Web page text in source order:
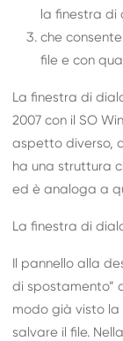
la finestra di
che
file e con
La finestra di
2007 con il SO
aspetto diverso,
ha una struttura
ed è analoga a
La finestra di
Il pannello alla
di spostamento”
modo già visto
salvare il file.